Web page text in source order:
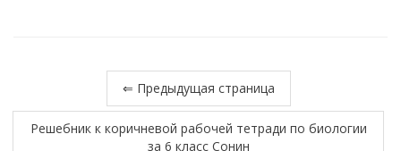
⇐ Предыдущая страница
Решебник к коричневой рабочей тетради по биологии
за 6 класс Сонин